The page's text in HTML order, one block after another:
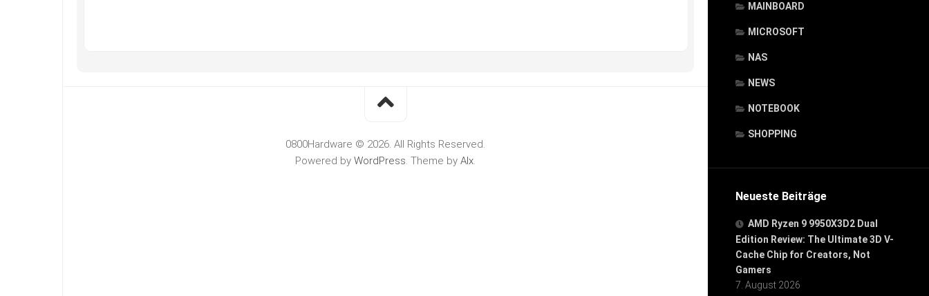
MAINBOARD
MICROSOFT
NAS
NEWS
NOTEBOOK
SHOPPING
Neueste Beiträge
AMD Ryzen 9 9950X3D2 Dual
Edition Review: The Ultimate 3D V-
Cache Chip for Creators, Not
Gamers
7. August 2026
0800Hardware © 2026. All Rights Reserved.
Powered by WordPress. Theme by Alx.